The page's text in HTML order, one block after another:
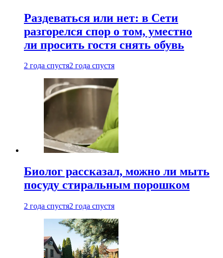
Раздеваться или нет: в Сети
разгорелся спор о том, уместно
ли просить гостя снять обувь
2 года спустя2 года спустя
Биолог рассказал, можно ли мыть
посуду стиральным порошком
2 года спустя2 года спустя